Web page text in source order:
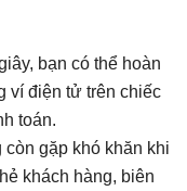
bạn có thể hoàn
ví điện tử trên chiếc
toán.
còn gặp khó khăn khi
khách hàng, biên